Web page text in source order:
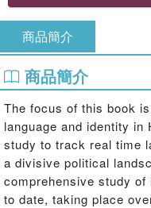
商品簡介
商品簡介
The focus of this book
language and identity
study to track real time
a divisive political
comprehensive study of
to date, taking place